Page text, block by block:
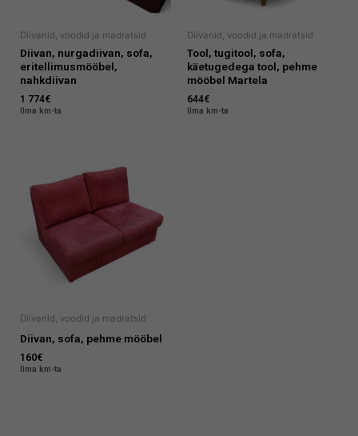
Diivanid, voodid ja madratsid
Diivan, nurgadiivan, sofa,
eritellimusmööbel,
nahkdiivan
1 774€
Ilma km-ta
Diivanid, voodid ja madratsid
Tool, tugitool, sofa,
käetugedega tool, pehme
mööbel Martela
644€
Ilma km-ta
Diivanid, voodid ja madratsid
Diivan, sofa, pehme mööbel
160€
Ilma km-ta